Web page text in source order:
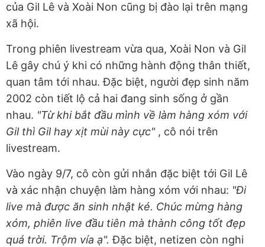
của Gil Lê và Xoài Non cũng bị đào lại trên mạng
xã hội.
Trong phiên livestream vừa qua, Xoài Non và Gil
Lê gây chú ý khi có những hành động thân thiết,
quan tâm tới nhau. Đặc biệt, người đẹp sinh năm
2002 còn tiết lộ cả hai đang sinh sống ở gần
nhau. "Từ khi bắt đầu mình về làm hàng xóm với
Gil thì Gil hay xịt mùi này cực" , cô nói trên
livestream.
Vào ngày 9/7, cô còn gửi nhắn đặc biệt tới Gil Lê
và xác nhận chuyện làm hàng xóm với nhau: "Đi
live mà được ăn sinh nhật ké. Chúc mừng hàng
xóm, phiên live đầu tiên mà thành công tốt đẹp
quá trời. Trộm vía ạ".Đặc biệt, netizen còn nghi